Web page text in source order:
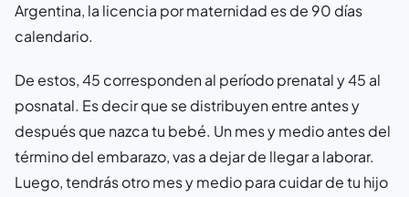
Argentina, la licencia por maternidad es de 90 días
calendario.
De estos, 45 corresponden al período prenatal y 45 al
posnatal. Es decir que se distribuyen entre antes y
después que nazca tu bebé. Un mes y medio antes del
término del embarazo, vas a dejar de llegar a laborar.
Luego, tendrás otro mes y medio para cuidar de tu hijo